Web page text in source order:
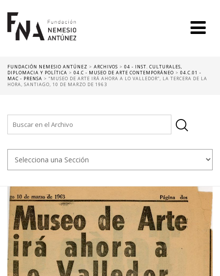
FUNDACIÓN NEMESIO ANTÚNEZ > ARCHIVOS > 04 - INST. CULTURALES,
DIPLOMACIA Y POLÍTICA > 04.C - MUSEO DE ARTE CONTEMPORÁNEO > 04.C.01 -
MAC - PRENSA > “MUSEO DE ARTE IRÁ AHORA A LO VALLEDOR”, LA TERCERA DE LA
HORA, SANTIAGO, 10 DE MARZO DE 1963